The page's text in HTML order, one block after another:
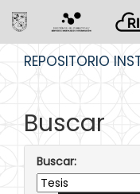
REPOSITORIO
Buscar
Buscar: